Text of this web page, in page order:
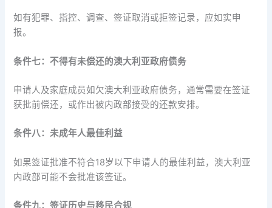
如有犯罪、指控、调查、签证取消或拒签记录，应如实申
报。
条件七：不得有未偿还的澳大利亚政府债务
申请人及家庭成员如欠澳大利亚政府债务，通常需要在签证
获批前偿还，或作出被内政部接受的还款安排。
条件八：未成年人最佳利益
如果签证批准不符合18岁以下申请人的最佳利益，澳大利亚
内政部可能不会批准该签证。
条件九：签证历史与移民合规